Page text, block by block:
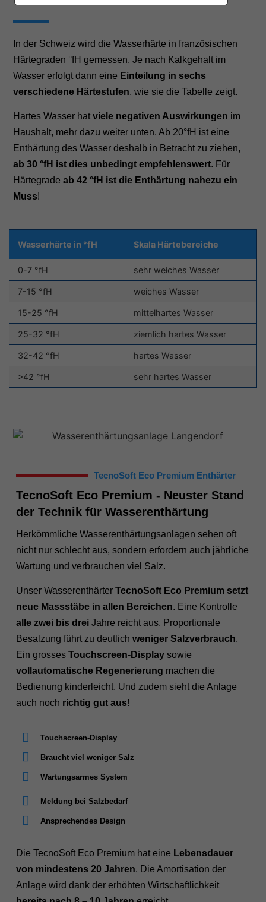
Wasserhärte in °fH Skala Härtebereiche
0-7 °fH sehr weiches Wasser
7-15 °fH weiches Wasser
15-25 °fH mittelhartes Wasser
25-32 °fH ziemlich hartes Wasser
32-42 °fH hartes Wasser
>42 °fH sehr hartes Wasser
In der Schweiz wird die Wasserhärte in französischen
Härtegraden °fH gemessen. Je nach Kalkgehalt im
Wasser erfolgt dann eine Einteilung in sechs
verschiedene Härtestufen, wie sie die Tabelle zeigt.
Hartes Wasser hatviele negativen Auswirkungen im
Haushalt, mehr dazu weiter unten. Ab 20°fH ist eine
Enthärtung des Wasser deshalb in Betracht zu ziehen,
ab 30 °fH ist dies unbedingt empfehlenswert. Für
Härtegradeab 42 °fH ist die Enthärtung nahezu ein
Muss!
TecnoSoft Eco Premium Enthärter
TecnoSoft Eco Premium - Neuster Stand
der Technik für Wasserenthärtung
Herkömmliche Wasserenthärtungsanlagen sehen oft
nicht nur schlecht aus, sondern erfordern auch jährliche
Wartung und verbrauchen viel Salz.
Unser Wasserenthärter TecnoSoft Eco Premium setzt
neue Massstäbe in allen Bereichen. Eine Kontrolle
alle zwei bis dreiJahre reicht aus. Proportionale
Besalzung führt zu deutlich weniger Salzverbrauch.
Ein grosses Touchscreen-Displaysowie
vollautomatische Regenerierung machen die
Bedienung kinderleicht. Und zudem sieht die Anlage
auch noch richtig gut aus!
Touchscreen-Display
Braucht viel weniger Salz
Wartungsarmes System
Meldung bei Salzbedarf
Ansprechendes Design
Die TecnoSoft Eco Premium hat eine Lebensdauer
von mindestens 20 Jahren. Die Amortisation der
Anlage wird dank der erhöhten Wirtschaftlichkeit